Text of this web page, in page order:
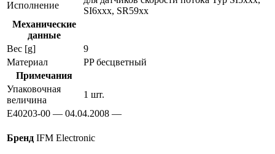
Исполнение
SI6xxx, SR59xx
Механические
данные
Вес [g]
9
Материал
PP бесцветный
Примечания
Упаковочная
величина
1 шт.
E40203-00 — 04.04.2008 —
Бренд IFM Electronic